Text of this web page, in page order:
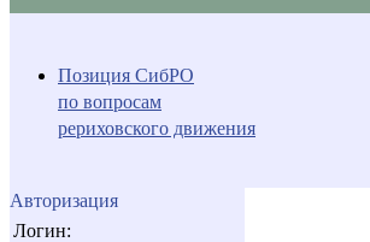
Позиция СибРО
по вопросам
рериховского движения
Авторизация
Логин: